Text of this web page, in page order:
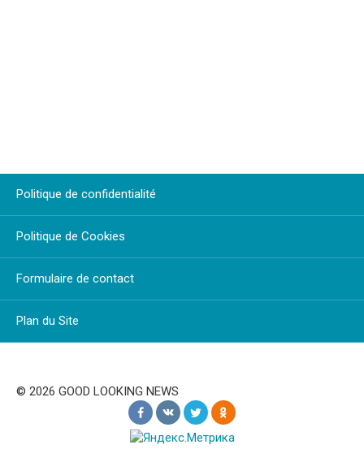
Politique de confidentialité
Politique de Cookies
Formulaire de contact
Plan du Site
© 2026 GOOD LOOKING NEWS